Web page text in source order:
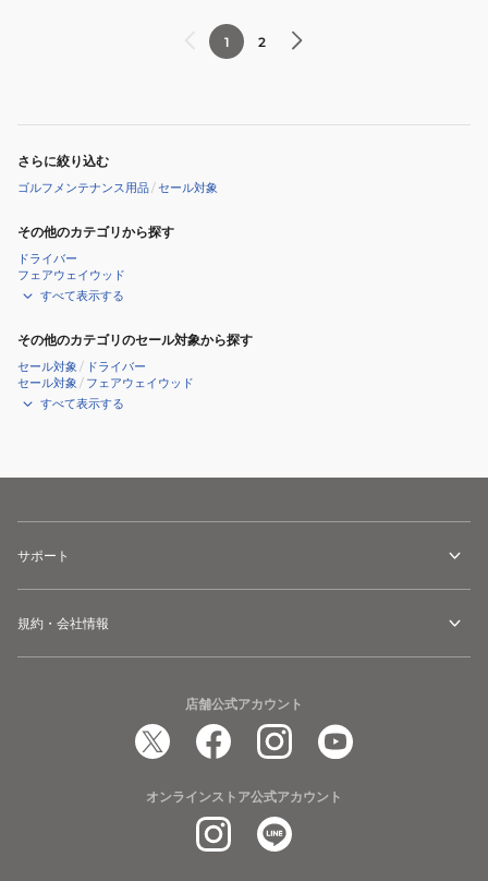
ア
レ
1 2
さらに絞り込む
ゴルフメンテナンス用品/セール対象
その他のカテゴリから探す
ドライバー
フェアウェイウッド
すべて表示する
その他のカテゴリのセール対象から探す
セール対象 / ドライバー
セール対象 / フェアウェイウッド
すべて表示する
サポート
規約・会社情報
店舗公式アカウント
オンラインストア公式アカウント